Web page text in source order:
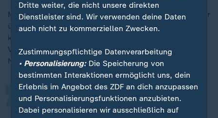
Man habe den Fanliebling der Selecao "das ganze Jahr
über beobachtet und festgestellt, dass er zuletzt
konstant gespielt und sich seine körperliche
Verfassung verbessert hat", sagte Ancelotti nach der
Nominierung des 34-Jährigen.
Wir glauben, dass er ein wichtiger
Spieler ist.
„
Dritte weiter, die nicht unsere direkten
Dienstleister sind. Wir verwenden deine Daten
auch nicht zu kommerziellen Zwecken.
Zustimmungspflichtige Datenverarbeitung
• Personalisierung:Die Speicherung von
bestimmten Interaktionen ermöglicht uns, dein
Erlebnis im Angebot des ZDF an dich anzupassen
und Personalisierungsfunktionen anzubieten.
Dabei personalisieren wir ausschließlich auf